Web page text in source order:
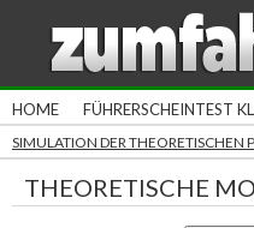
HOME FÜHRERSCHEINTEST
SIMULATION DER THEORETISCHEN
THEORETISCHE